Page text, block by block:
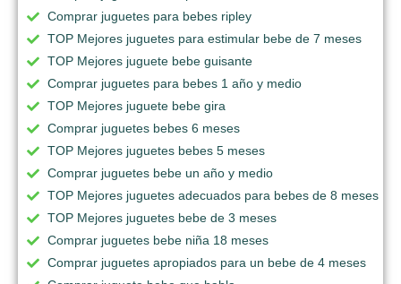
Comprar juguetes para bebes ripley
TOP Mejores juguetes para estimular bebe de 7 meses
TOP Mejores juguete bebe guisante
Comprar juguetes para bebes 1 año y medio
TOP Mejores juguete bebe gira
Comprar juguetes bebes 6 meses
TOP Mejores juguetes bebes 5 meses
Comprar juguetes bebe un año y medio
TOP Mejores juguetes adecuados para bebes de 8 meses
TOP Mejores juguetes bebe de 3 meses
Comprar juguetes bebe niña 18 meses
Comprar juguetes apropiados para un bebe de 4 meses